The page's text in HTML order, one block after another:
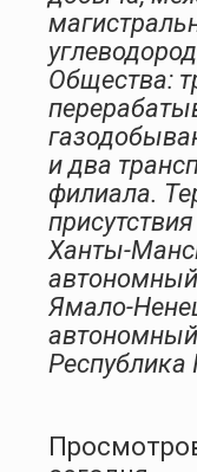
Общества:
и два
филиала.
Ханты-
Ямало-
Республика